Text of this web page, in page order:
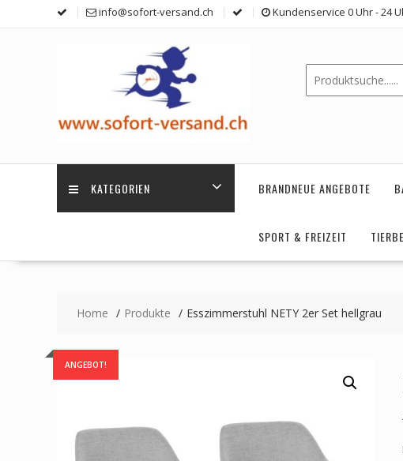
info@sofort-versand.ch Kundenservice 0 Uhr - 24
KATEGORIEN BRANDNEUE ANGEBOTE
SPORT & FREIZEIT
Home Produkte Esszimmerstuhl NETY 2er Set hellgrau
ANGEBOT!